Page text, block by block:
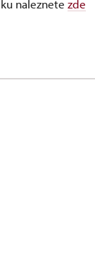
naleznete zde